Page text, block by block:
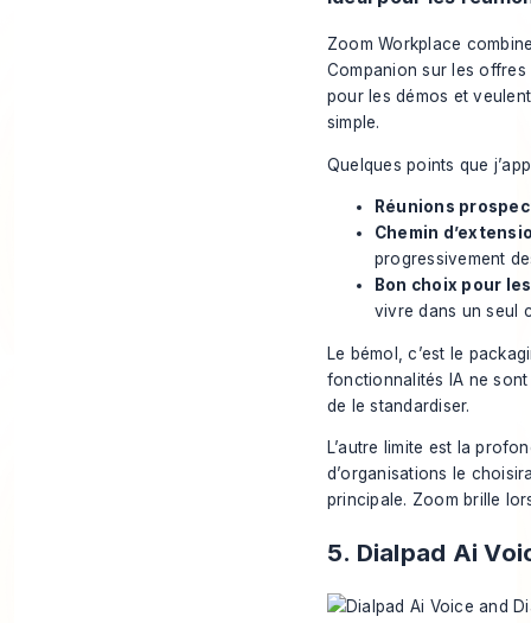
Zoom Workplace
Companion sur les
pour les démos et
simple.
Quelques points que
Réunions
Chemin
progressivement
Bon choix pour
vivre dans un seul
Le bémol, c’est le
fonctionnalités IA ne
de le standardiser.
L’autre limite est la
d’organisations le
principale. Zoom brille
5. Dialpad Ai